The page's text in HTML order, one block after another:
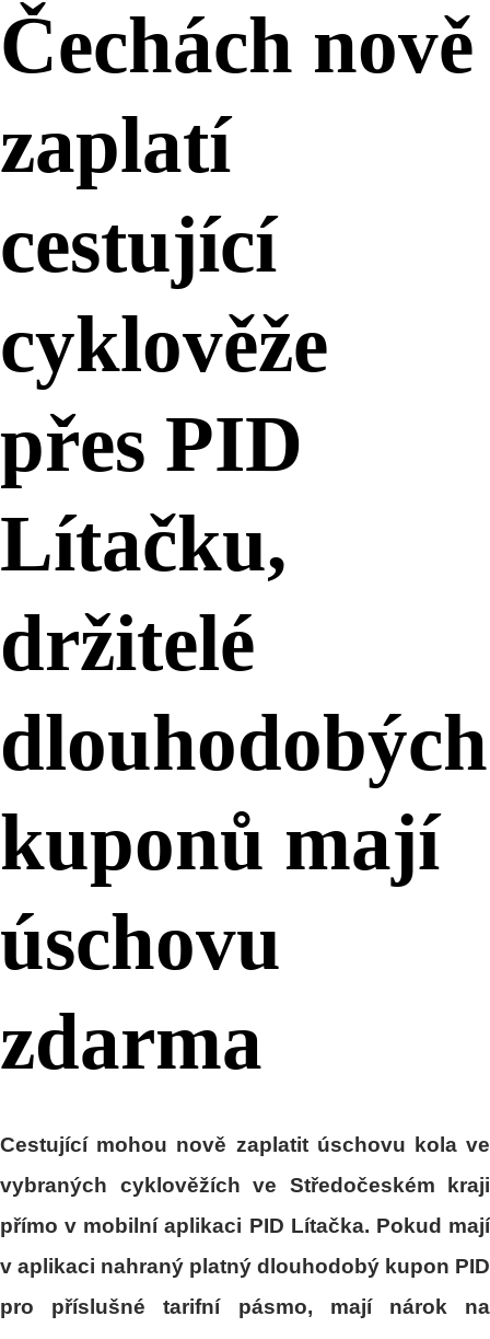
Čechách nově
zaplatí
cestující
cyklověže
přes PID
Lítačku,
držitelé
dlouhodobých
kuponů mají
úschovu
zdarma
Cestující mohou nově zaplatit úschovu kola ve
vybraných cyklověžích ve Středočeském kraji
přímo v mobilní aplikaci PID Lítačka. Pokud mají
v aplikaci nahraný platný dlouhodobý kupon PID
pro příslušné tarifní pásmo, mají nárok na